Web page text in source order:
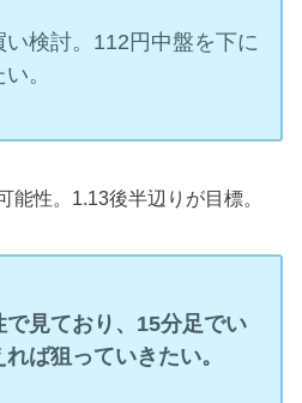
検討。112円中盤を下に
。
能性。1.13後半辺りが目標。
見ており、15分足でい
ば狙っていきたい。